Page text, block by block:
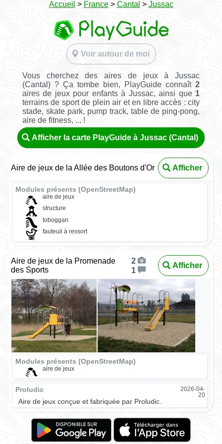
Accueil > France> Cantal > Jussac
Voir autour de moi
Vous cherchez des aires de jeux à Jussac
(Cantal) ? Ça tombe bien, PlayGuide connaît2
aires de jeux pour enfants à Jussac, ainsi que 1
terrains de sport de plein air et en libre accès : city
stade, skate park, pump track, table de ping-pong,
aire de fitness, ... !
Afficher la carte PlayGuide à Jussac (Cantal)
Aire de jeux de la Allée des Boutons d'Or Afficher
Modules présents (OpenStreetMap)
aire de jeux
structure
toboggan
fauteuil à ressort
Aire de jeux de la Promenade
des Sports
2
1
Afficher
Modules présents (OpenStreetMap)
aire de jeux
Proludic
2026-04-
20
Aire de jeux conçue et fabriquée par Proludic.